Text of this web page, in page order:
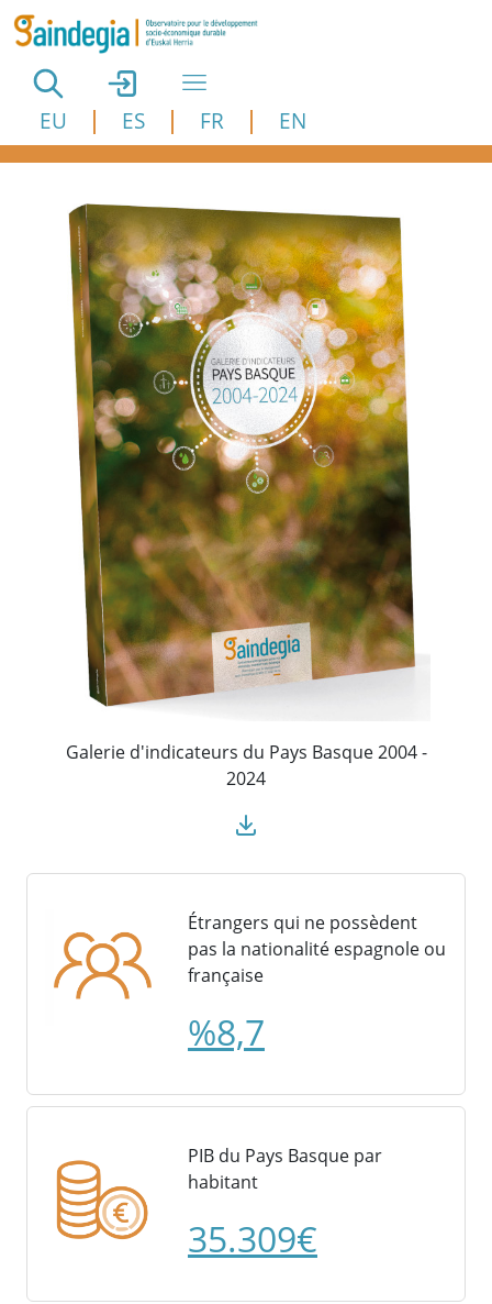
Aller au contenu principal
EU ES FR EN
Galerie d'indicateurs du Pays Basque 2004 -
2024
Étrangers qui ne possèdent
pas la nationalité espagnole ou
française
%8,7
PIB du Pays Basque par
habitant
35.309€